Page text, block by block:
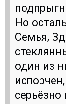
Но
Семья,
один из